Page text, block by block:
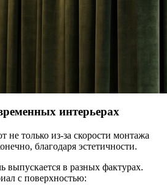
интерьерах
только из-за скорости монтажа
благодаря эстетичности.
выпускается в разных фактурах.
с поверхностью: